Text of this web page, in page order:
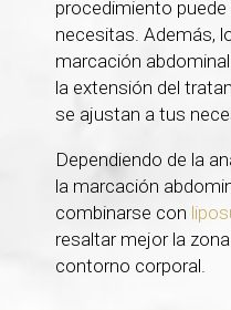
procedimiento
necesitas. Además,
marcación
la extensión del
se ajustan a tus
Dependiendo de la
la marcación
combinarse con
resaltar mejor la
contorno corporal.